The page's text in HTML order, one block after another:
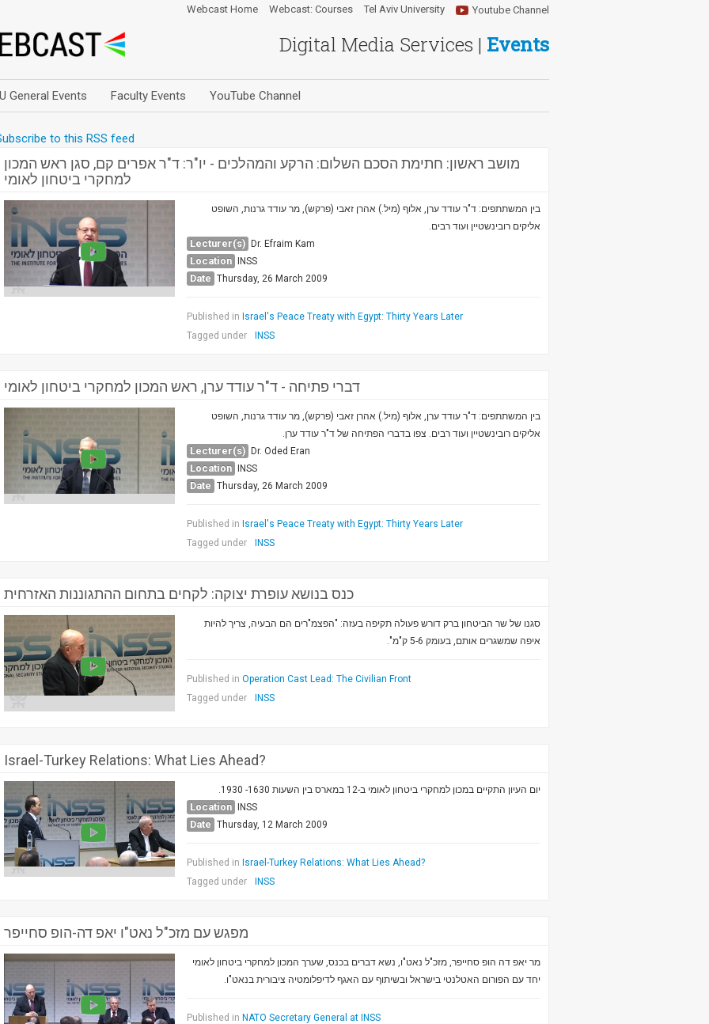
Digital Media Services | Events
Youtube Channel
Webcast Home Webcast: Courses Tel Aviv University
General Events Faculty Events YouTube Channel
to this RSS feed
מושב ראשון: חתימת הסכם השלום: הרקע והמהלכים - יו"ר: ד"ר אפרים קם, סגן ראש המכון
למחקרי ביטחון לאומי
בין המשתתפים: ד"ר עודד ערן, אלוף (מיל.) אהרן זאבי (פרקש), מר עודד גרנות, השופט
אליקים רובינשטיין ועוד רבים.
Lecturer(s) Dr. Efraim Kam
Location INSS
Date Thursday, 26 March 2009
Published in Israel's Peace Treaty with Egypt: Thirty Years Later
Tagged under
INSS
דברי פתיחה - ד"ר עודד ערן, ראש המכון למחקרי ביטחון לאומי
בין המשתתפים: ד"ר עודד ערן, אלוף (מיל.) אהרן זאבי (פרקש), מר עודד גרנות, השופט
אליקים רובינשטיין ועוד רבים. צפו בדברי הפתיחה של ד"ר עודד ערן.
Lecturer(s) Dr. Oded Eran
Location INSS
Date Thursday, 26 March 2009
Published in Israel's Peace Treaty with Egypt: Thirty Years Later
Tagged under
INSS
כנס בנושא עופרת יצוקה: לקחים בתחום ההתגוננות האזרחית
סגנו של שר הביטחון ברק דורש פעולה תקיפה בעזה: "הפצמ"רים הם הבעיה, צריך להיות
איפה שמשגרים אותם, בעומק 5-6 ק"מ".
Published in Operation Cast Lead: The Civilian Front
Tagged under
INSS
Israel-Turkey Relations: What Lies Ahead?
יום העיון התקיים במכון למחקרי ביטחון לאומי ב-12 במארס בין השעות 1630- 1930.
Location INSS
Date Thursday, 12 March 2009
Published in Israel-Turkey Relations: What Lies Ahead?
Tagged under
INSS
מפגש עם מזכ"ל נאט"ו יאפ דה-הופ סחייפר
מר יאפ דה הופ סחייפר, מזכ"ל נאט"ו, נשא דברים בכנס, שערך המכון למחקרי ביטחון לאומי
יחד עם הפורום האטלנטי בישראל ובשיתוף עם האגף לדיפלומטיה ציבורית בנאט"ו.
Published in NATO Secretary General at INSS